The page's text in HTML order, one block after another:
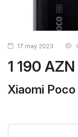
1 190 AZN
Xiaomi
17 may 2023